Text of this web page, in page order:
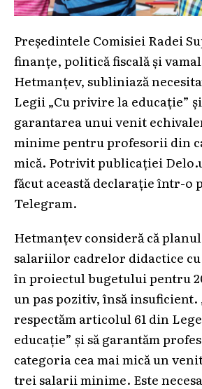
Președintele Comisiei Radei
finanțe, politică fiscală și
Hetmanțev, subliniază
Legii „Cu privire la educație”
garantarea unui venit
minime pentru profesorii din
mică. Potrivit publicației
făcut această declarație într-o
Telegram.
Hetmanțev consideră că
salariilor cadrelor didactice cu
în proiectul bugetului pentru
un pas pozitiv, însă insuficient.
respectăm articolul 61 din
educație” și să garantăm
categoria cea mai mică un
trei salarii minime. Este